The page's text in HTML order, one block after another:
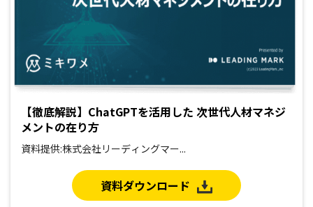
【徹底解説】ChatGPTを活用した 次世代人材マネジ
メントの在り方
資料提供:株式会社リーディングマー...
資料ダウンロード